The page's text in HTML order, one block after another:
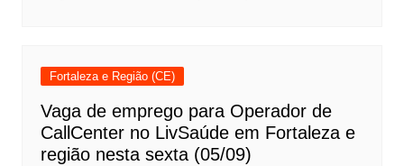
Fortaleza e Região (CE)
Vaga de emprego para Operador de
CallCenter no LivSaúde em Fortaleza e
região nesta sexta (05/09)